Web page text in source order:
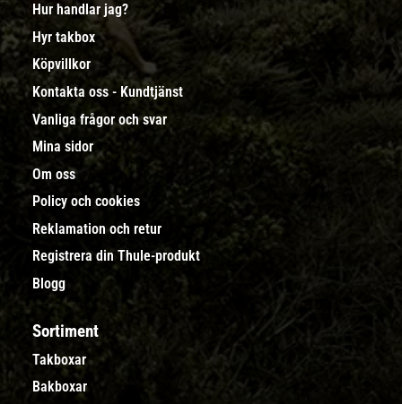
Hur handlar jag?
Hyr takbox
Köpvillkor
Kontakta oss - Kundtjänst
Vanliga frågor och svar
Mina sidor
Om oss
Policy och cookies
Reklamation och retur
Registrera din Thule-produkt
Blogg
Sortiment
Takboxar
Bakboxar